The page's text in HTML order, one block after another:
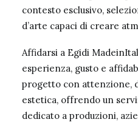
contesto esclusivo,
d’arte capaci di creare
Affidarsi a Egidi
esperienza, gusto e
progetto con attenzione,
estetica, offrendo un
dedicato a produzioni,